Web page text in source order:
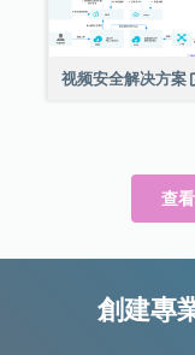
视频安全解决方案
查
創建專